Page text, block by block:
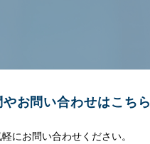
やお問い合わせはこちら
にお問い合わせください。